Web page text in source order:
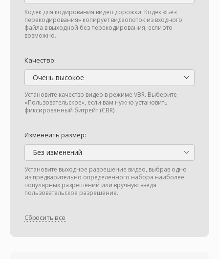
Кодек для кодирования видео дорожки. Кодек «Без
перекодирования» копирует видеопоток из входного
файла в выходной без перекодирования, если это
возможно.
Качество:
Очень высокое
Установите качество видео в режиме VBR. Выберите
«Пользовательское», если вам нужно установить
фиксированный битрейт (CBR).
Изменеить размер:
Без изменений
Установите выходное разрешение видео, выбрав одно
из предварительно определенного набора наиболее
популярных разрешений или вручную введя
пользовательское разрешение.
Сбросить все